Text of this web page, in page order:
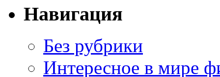
Навигация
Без рубрики
Интересное в мире